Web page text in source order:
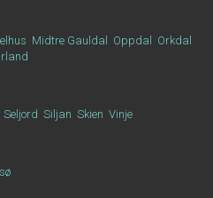
Midtre Gauldal Oppdal
Orkdal
Seljord Siljan Skien Vinje